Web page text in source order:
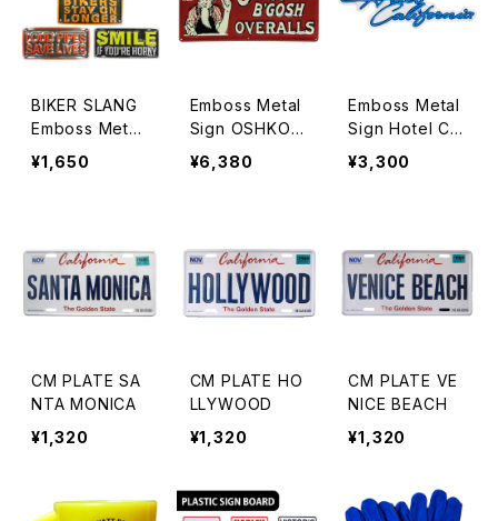
BIKER SLANG
Emboss Metal
Sign S
¥1,650
Emboss Metal
Sign OSHKOS
H
¥6,380
Emboss Metal
Sign Hotel CA
L
¥3,300
CM PLATE SA
NTA MONICA
¥1,320
CM PLATE HO
LLYWOOD
¥1,320
CM PLATE VE
NICE BEACH
¥1,320